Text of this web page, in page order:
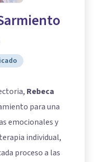
Rebeca
para una
emocionales y
individual,
proceso a las